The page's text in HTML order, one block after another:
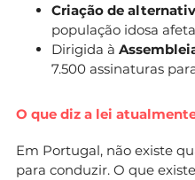
Criação de
população idosa
Dirigida à
7.500 assinaturas
O que diz a lei
Em Portugal, não existe
para conduzir. O que